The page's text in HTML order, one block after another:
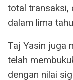
total transaksi,
dalam lima
Taj Yasin juga
telah
dengan nilai